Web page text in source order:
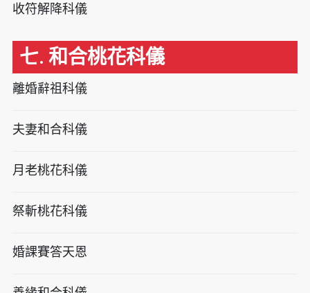
收符解降科儀
七. 和合桃花科儀
離婚辭祖科儀
夫妻和合科儀
月老桃花科儀
祭斬桃花科儀
婚課賽答天恩